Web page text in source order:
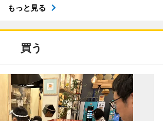
もっと見る
買う